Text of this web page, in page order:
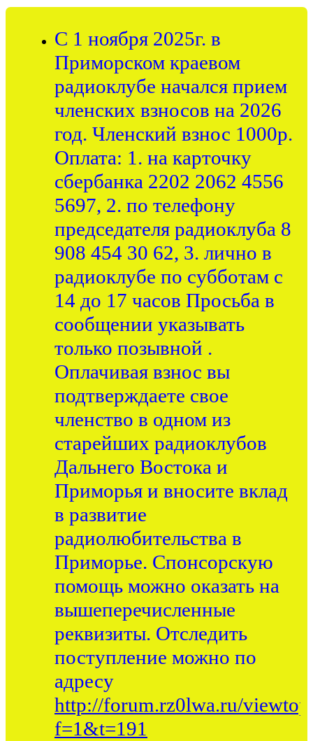
С 1 ноября 2025г. в
Приморском краевом
радиоклубе начался прием
членских взносов на 2026
год. Членский взнос 1000р.
Оплата: 1. на карточку
сбербанка 2202 2062 4556
5697, 2. по телефону
председателя радиоклуба 8
908 454 30 62, 3. лично в
радиоклубе по субботам с
14 до 17 часов Просьба в
сообщении указывать
только позывной .
Оплачивая взнос вы
подтверждаете свое
членство в одном из
старейших радиоклубов
Дальнего Востока и
Приморья и вносите вклад
в развитие
радиолюбительства в
Приморье. Спонсорскую
помощь можно оказать на
вышеперечисленные
реквизиты. Отследить
поступление можно по
адресу
http://forum.rz0lwa.ru/
f=1&t=191